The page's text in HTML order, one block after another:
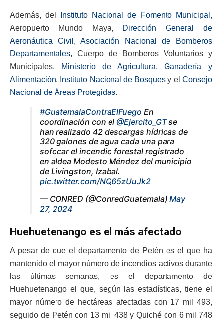
Además, del
Instituto Nacional de Fomento Municipal,
Aeropuerto Mundo Maya, Dirección General de
Aeronáutica Civil ,Asociación Nacional de Bomberos
Departamentales, Cuerpo de Bomberos Voluntarios y
Municipales,
Ministerio de Agricultura, Ganadería y
Alimentación, Instituto Nacional de Bosques y elConsejo
Nacional de Áreas Protegidas.
#GuatemalaContraElFuego En
coordinación con el @Ejercito_GTse
han realizado 42 descargas hídricas de
320 galones de agua cada una para
sofocar el incendio forestal registrado
en aldea Modesto Méndez del municipio
de Livingston, Izabal.
pic.twitter.com/NQ65zUuJk2
— CONRED (@ConredGuatemala) May
27, 2024
Huehuetenango es el más afectado
A pesar de que el departamento de Petén es el que ha
mantenido el mayor número de incendios activos durante
las últimas semanas, es el departamento de
Huehuetenango el que, según las estadísticas, tiene el
mayor número de hectáreas afectadas con 17 mil 493,
seguido de Petén con 13 mil 438 y Quiché con 6 mil 748